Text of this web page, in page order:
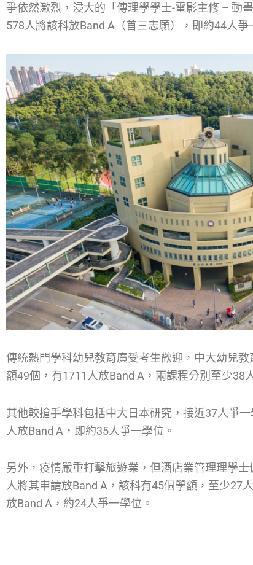
爭依然激烈，浸大的「傳理學學士-電影主修 – 動
578人將該科放Band A（首三志願），即約44人爭
傳統熱門學科幼兒教育廣受考生歡迎，中大幼兒
額49個，有1711人放Band A，兩課程分別至少38
其他較搶手學科包括中大日本研究，接近37人爭
人放Band A，即約35人爭一學位。
另外，疫情嚴重打擊旅遊業，但酒店業管理理學
人將其申請放Band A，該科有45個學額，至少27
放Band A，約24人爭一學位。